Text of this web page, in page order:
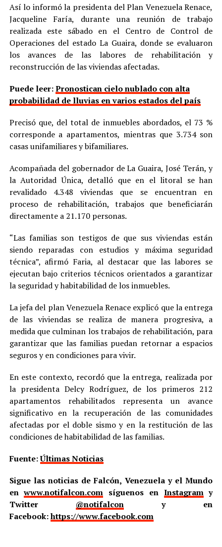
Así lo informó la presidenta del Plan Venezuela Renace,
Jacqueline Faría, durante una reunión de trabajo
realizada este sábado en el Centro de Control de
Operaciones del estado La Guaira, donde se evaluaron
los avances de las labores de rehabilitación y
reconstrucción de las viviendas afectadas.
Puede leer:Pronostican cielo nublado con alta
probabilidad de lluvias en varios estados del país
Precisó que, del total de inmuebles abordados, el 73 %
corresponde a apartamentos, mientras que 3.734 son
casas unifamiliares y bifamiliares.
Acompañada del gobernador de La Guaira, José Terán, y
la Autoridad Única, detalló que en el litoral se han
revalidado 4.348 viviendas que se encuentran en
proceso de rehabilitación, trabajos que beneficiarán
directamente a 21.170 personas.
“Las familias son testigos de que sus viviendas están
siendo reparadas con estudios y máxima seguridad
técnica”, afirmó Faria, al destacar que las labores se
ejecutan bajo criterios técnicos orientados a garantizar
la seguridad y habitabilidad de los inmuebles.
La jefa del plan Venezuela Renace explicó que la entrega
de las viviendas se realiza de manera progresiva, a
medida que culminan los trabajos de rehabilitación, para
garantizar que las familias puedan retornar a espacios
seguros y en condiciones para vivir.
En este contexto, recordó que la entrega, realizada por
la presidenta Delcy Rodríguez, de los primeros 212
apartamentos rehabilitados representa un avance
significativo en la recuperación de las comunidades
afectadas por el doble sismo y en la restitución de las
condiciones de habitabilidad de las familias.
Fuente:Últimas Noticias
Sigue las noticias de Falcón, Venezuela y el Mundo
enwww.notifalcon.com síguenos en Instagramy
Twitter @notifalcony en
Facebook:https://www.facebook.com